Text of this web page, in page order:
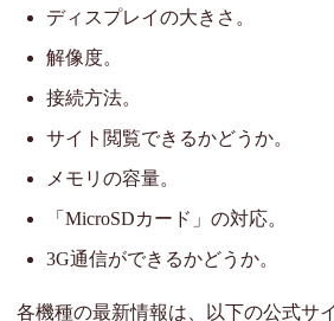
ディスプレイの大きさ。
解像度。
接続方法。
サイト閲覧できるかどうか。
メモリの容量。
「MicroSDカード」の対応。
3G通信ができるかどうか。
各機種の最新情報は、以下の公式サ